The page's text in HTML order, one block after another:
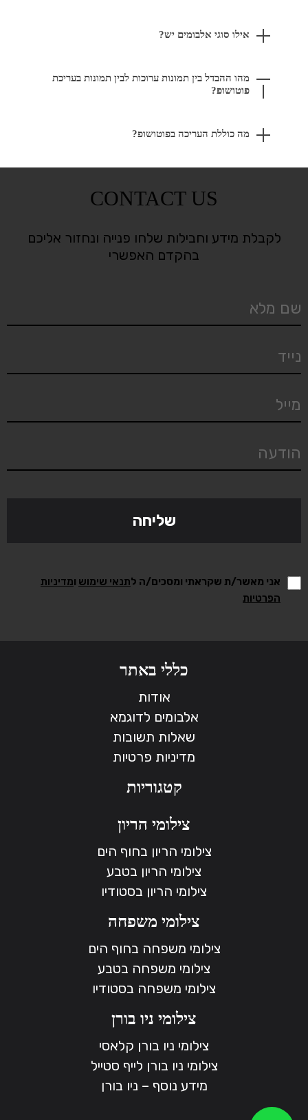
אילו סוגי אלבומים יש?
מהו ההבדל בין תמונות ערוכות לבין תמונות בעריכת
פוטושופ?
מה כוללת העריכה בפוטושופ?
CONTACT US
לקבלת מידע וחבילות שלחו פנייה ונחזור אליכם
בהקדם האפשרי
אני מאשר/ת שקראתי ומסכים/ה לתנאי שימוש ומדיניות
הפרטיות
כללי באתר
אודות
אלבומים לדוגמא
שאלות תשובות
מדיניות פרטיות
קטגוריות
צילומי הריון
צילומי הריון בחוף הים
צילומי הריון בטבע
צילומי הריון בסטודיו
צילומי משפחה
צילומי משפחה בחוף הים
צילומי משפחה בטבע
צילומי משפחה בסטודיו
צילומי ניו בורן
צילומי ניו בורן קלאסי
צילומי ניו בורן לייף סטייל
מידע נוסף – ניו בורן